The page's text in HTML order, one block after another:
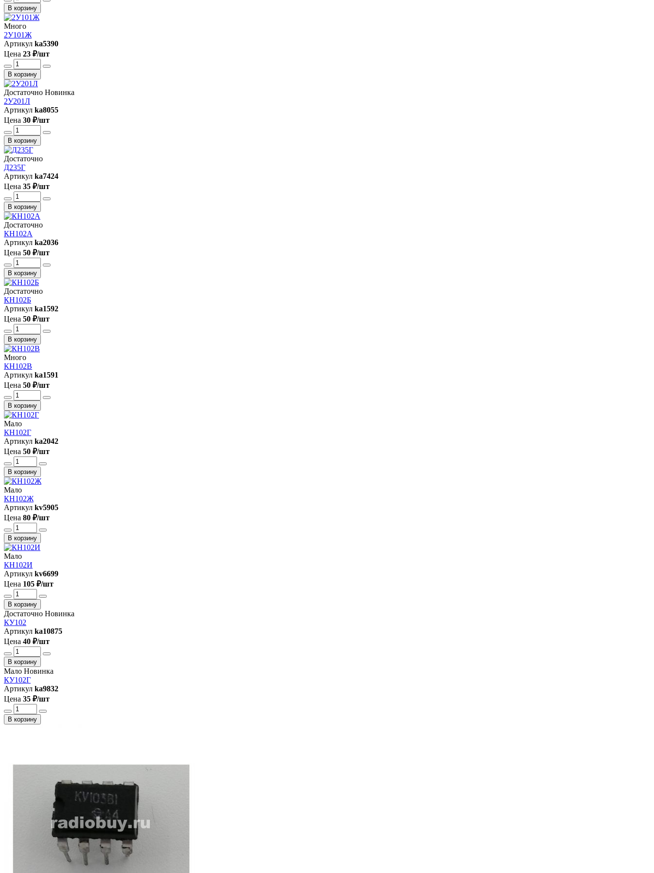
В корзину
Много
2У101Ж
Артикул ka5390
Цена 23 ₽/шт
В корзину
Достаточно Новинка
2У201Л
Артикул ka8055
Цена 30 ₽/шт
В корзину
Достаточно
Д235Г
Артикул ka7424
Цена 35 ₽/шт
В корзину
Достаточно
КН102А
Артикул ka2036
Цена 50 ₽/шт
В корзину
Достаточно
КН102Б
Артикул ka1592
Цена 50 ₽/шт
В корзину
Много
КН102В
Артикул ka1591
Цена 50 ₽/шт
В корзину
Мало
КН102Г
Артикул ka2042
Цена 50 ₽/шт
В корзину
Мало
КН102Ж
Артикул kv5905
Цена 80 ₽/шт
В корзину
Мало
КН102И
Артикул kv6699
Цена 105 ₽/шт
В корзину
Достаточно Новинка
КУ102
Артикул ka10875
Цена 40 ₽/шт
В корзину
Мало Новинка
КУ102Г
Артикул ka9832
Цена 35 ₽/шт
В корзину